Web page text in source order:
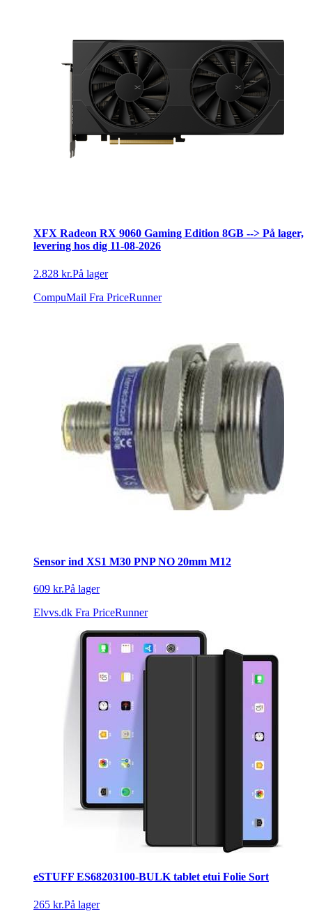
XFX Radeon RX 9060 Gaming Edition 8GB --> På lager,
levering hos dig 11-08-2026
2.828 kr.På lager
CompuMail Fra PriceRunner
Sensor ind XS1 M30 PNP NO 20mm M12
609 kr.På lager
Elvvs.dk Fra PriceRunner
eSTUFF ES68203100-BULK tablet etui Folie Sort
265 kr.På lager